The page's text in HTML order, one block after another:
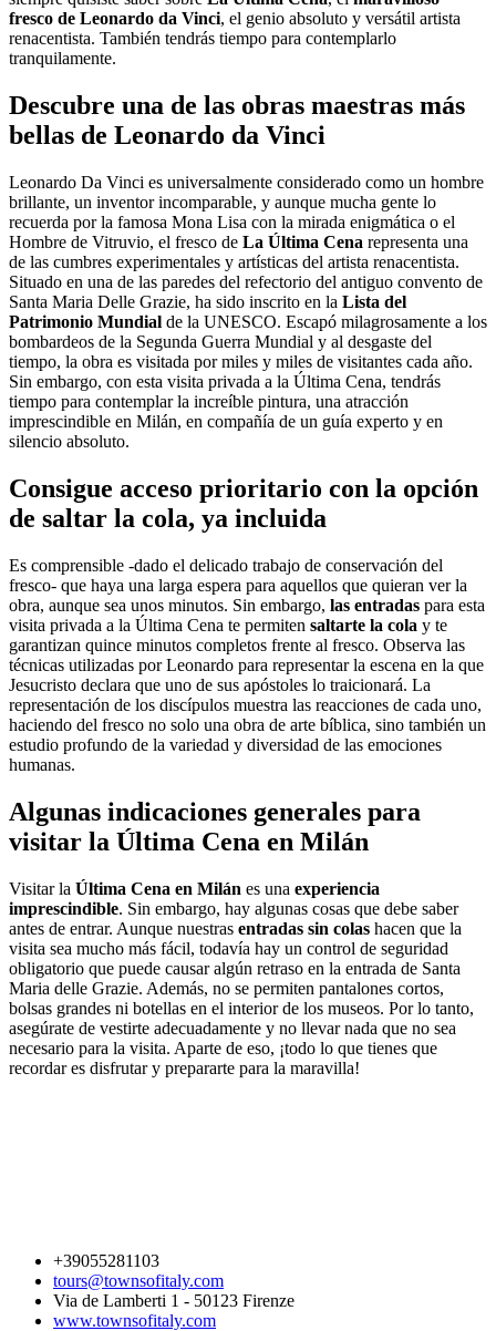
fresco de Leonardo da Vinci, el genio absoluto y versátil artista
renacentista. También tendrás tiempo para contemplarlo
tranquilamente.
Descubre una de las obras maestras más
bellas de Leonardo da Vinci
Leonardo Da Vinci es universalmente considerado como un hombre
brillante, un inventor incomparable, y aunque mucha gente lo
recuerda por la famosa Mona Lisa con la mirada enigmática o el
Hombre de Vitruvio, el fresco de La Última Cena representa una
de las cumbres experimentales y artísticas del artista renacentista.
Situado en una de las paredes del refectorio del antiguo convento de
Santa Maria Delle Grazie, ha sido inscrito en la Lista del
Patrimonio Mundial de la UNESCO. Escapó milagrosamente a los
bombardeos de la Segunda Guerra Mundial y al desgaste del
tiempo, la obra es visitada por miles y miles de visitantes cada año.
Sin embargo, con esta visita privada a la Última Cena, tendrás
tiempo para contemplar la increíble pintura, una atracción
imprescindible en Milán, en compañía de un guía experto y en
silencio absoluto.
Consigue acceso prioritario con la opción
de saltar la cola, ya incluida
Es comprensible -dado el delicado trabajo de conservación del
fresco- que haya una larga espera para aquellos que quieran ver la
obra, aunque sea unos minutos. Sin embargo, las entradas para esta
visita privada a la Última Cena te permiten saltarte la cola y te
garantizan quince minutos completos frente al fresco. Observa las
técnicas utilizadas por Leonardo para representar la escena en la que
Jesucristo declara que uno de sus apóstoles lo traicionará. La
representación de los discípulos muestra las reacciones de cada uno,
haciendo del fresco no solo una obra de arte bíblica, sino también un
estudio profundo de la variedad y diversidad de las emociones
humanas.
Algunas indicaciones generales para
visitar la Última Cena en Milán
Visitar la Última Cena en Milán es una experiencia
imprescindible. Sin embargo, hay algunas cosas que debe saber
antes de entrar. Aunque nuestras entradas sin colas hacen que la
visita sea mucho más fácil, todavía hay un control de seguridad
obligatorio que puede causar algún retraso en la entrada de Santa
Maria delle Grazie. Además, no se permiten pantalones cortos,
bolsas grandes ni botellas en el interior de los museos. Por lo tanto,
asegúrate de vestirte adecuadamente y no llevar nada que no sea
necesario para la visita. Aparte de eso, ¡todo lo que tienes que
recordar es disfrutar y prepararte para la maravilla!
+39055281103
tours@townsofitaly.com
Via de Lamberti 1 - 50123 Firenze
www.townsofitaly.com